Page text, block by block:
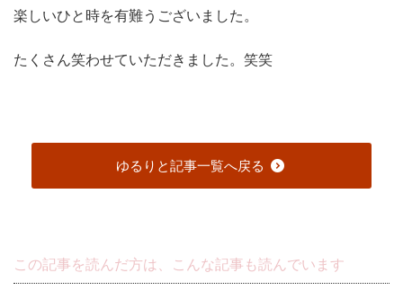
楽しいひと時を有難うございました。
たくさん笑わせていただきました。笑笑
ゆるりと記事一覧へ戻る
この記事を読んだ方は、こんな記事も読んでいます